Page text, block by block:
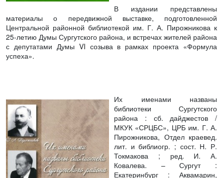
В издании представлены
материалы о передвижной выставке, подготовленной
Центральной районной библиотекой им. Г. А. Пирожникова к
25-летию Думы Сургутского района, и встречах жителей района
с депутатами Думы VI созыва в рамках проекта «Формула
успеха».
Их именами названы
библиотеки Сургутского
района : сб. дайджестов /
МКУК «СРЦБС», ЦРБ им. Г. А.
Пирожникова, Отдел краевед.
лит. и библиогр. ; сост. Н. Р.
Токмакова ; ред. И. А.
Ковалева. – Сургут :
Екатеринбург : Аквамарин,